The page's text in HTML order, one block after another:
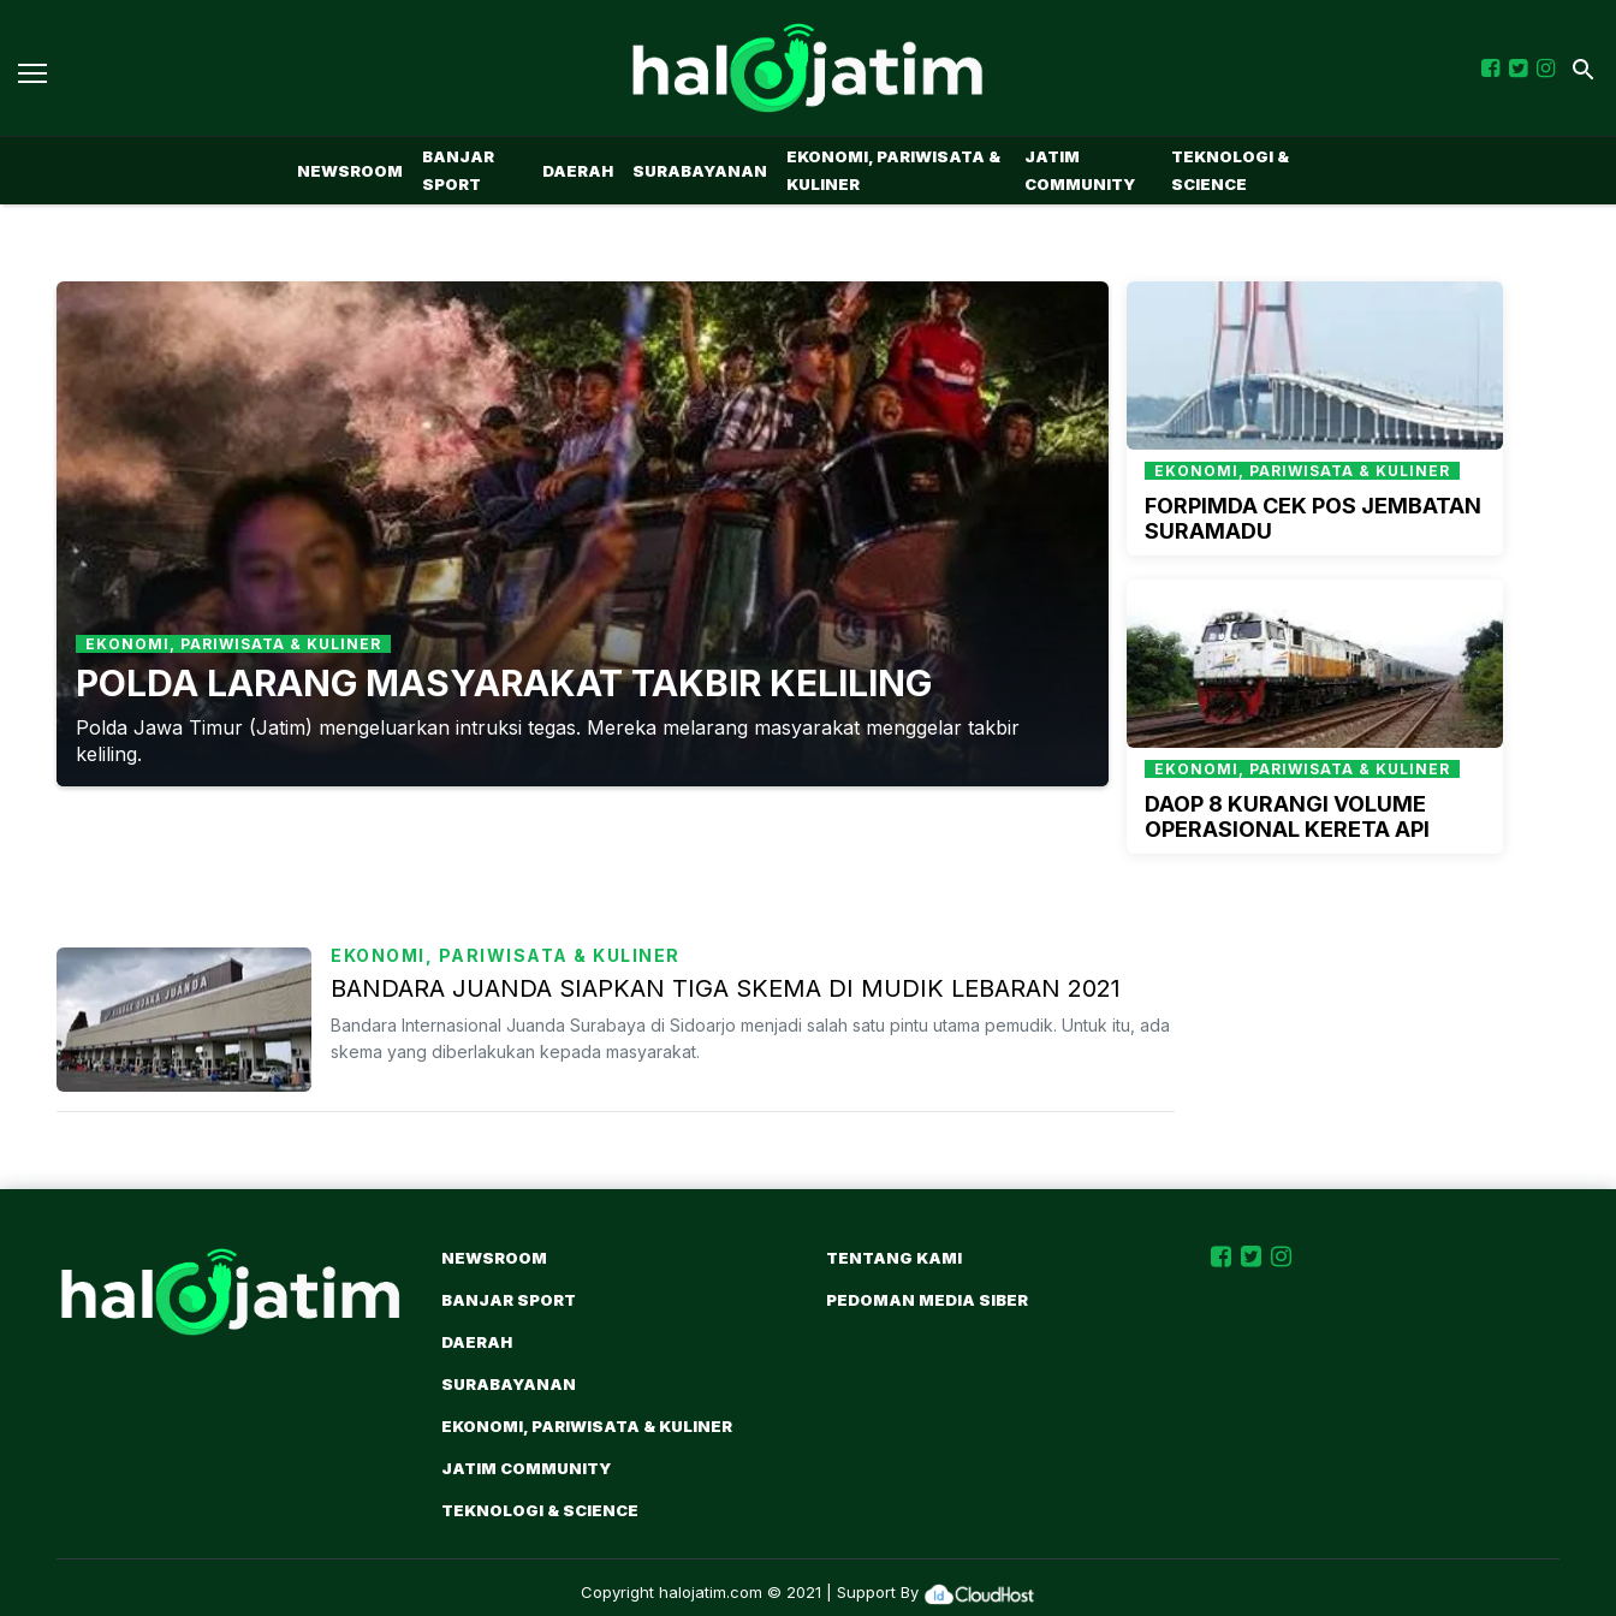
NEWSROOM
BANJAR
SPORT
DAERAH SURABAYANAN
EKONOMI, PARIWISATA &
KULINER
JATIM
COMMUNITY
TEKNOLOGI &
SCIENCE
EKONOMI, PARIWISATA & KULINER
POLDA LARANG MASYARAKAT TAKBIR KELILING
Polda Jawa Timur (Jatim) mengeluarkan intruksi tegas. Mereka melarang masyarakat menggelar takbir
keliling.
EKONOMI, PARIWISATA & KULINER
FORPIMDA CEK POS JEMBATAN
SURAMADU
EKONOMI, PARIWISATA & KULINER
DAOP 8 KURANGI VOLUME
OPERASIONAL KERETA API
EKONOMI, PARIWISATA & KULINER
BANDARA JUANDA SIAPKAN TIGA SKEMA DI MUDIK LEBARAN 2021
Bandara Internasional Juanda Surabaya di Sidoarjo menjadi salah satu pintu utama pemudik. Untuk itu, ada
skema yang diberlakukan kepada masyarakat.
NEWSROOM
BANJAR SPORT
DAERAH
SURABAYANAN
EKONOMI, PARIWISATA & KULINER
JATIM COMMUNITY
TEKNOLOGI & SCIENCE
TENTANG KAMI
PEDOMAN MEDIA SIBER
Copyright halojatim.com © 2021 | Support By